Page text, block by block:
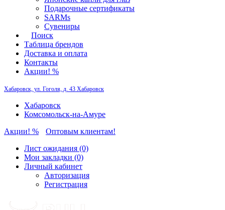
Подарочные сертификаты
SARMs
Сувениры
Поиск
Таблица брендов
Доставка и оплата
Контакты
Акции! %
Хабаровск, ул. Гоголя, д. 43 Хабаровск
Хабаровск
Комсомольск-на-Амуре
Акции! %
Оптовым клиентам!
Лист ожидания (0)
Мои закладки (0)
Личный кабинет
Авторизация
Регистрация